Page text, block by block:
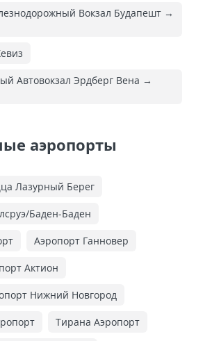
Вокзал Будапешт →
Автовокзал Эрдберг Вена →
аэропорты
Лазурный Берег
Баден-Баден
Аэропорт Ганновер
Актион
Нижний Новгород
Тирана Аэропорт